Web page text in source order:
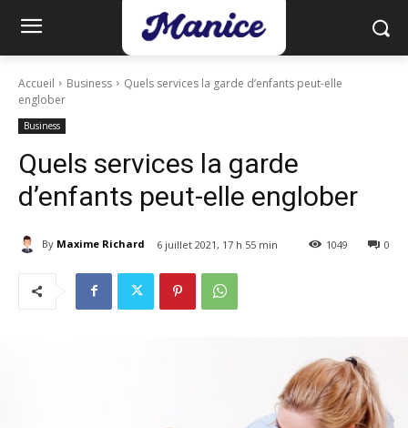
Accueil Business
Quels services la garde d’enfants peut-elle
englober
Business
Quels services la garde
d’enfants peut-elle englober
By Maxime Richard 6 juillet 2021, 17 h 55 min 0
1049